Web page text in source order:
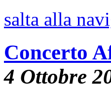
salta alla
Concerto
4 Ottobre